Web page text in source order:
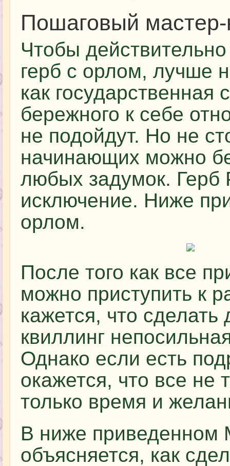
Пошаговый мастер-
Чтобы
герб с орлом, лучше
как государственная
бережного к себе
не подойдут. Но не
начинающих можно
любых задумок. Герб
исключение. Ниже
орлом.
После того как все
можно приступить к
кажется, что сделать
квиллинг
Однако если есть
окажется, что все не
только время и
В ниже приведенном
объясняется, как